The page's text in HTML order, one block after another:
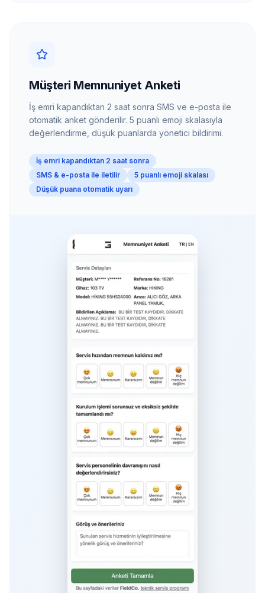
Müşteri Memnuniyet Anketi
İş emri kapandıktan 2 saat sonra SMS ve e-posta ile
otomatik anket gönderilir. 5 puanlı emoji skalasıyla
değerlendirme, düşük puanlarda yönetici bildirimi.
İş emri kapandıktan 2 saat sonra
SMS & e-posta ile iletilir
5 puanlı emoji skalası
Düşük puana otomatik uyarı